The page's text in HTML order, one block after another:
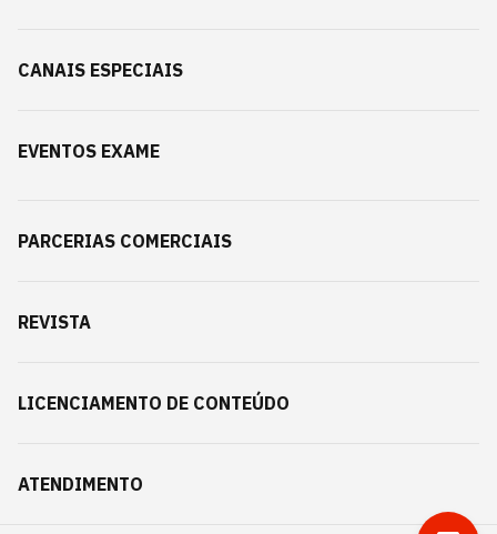
CANAIS ESPECIAIS
EVENTOS EXAME
PARCERIAS COMERCIAIS
REVISTA
LICENCIAMENTO DE CONTEÚDO
ATENDIMENTO